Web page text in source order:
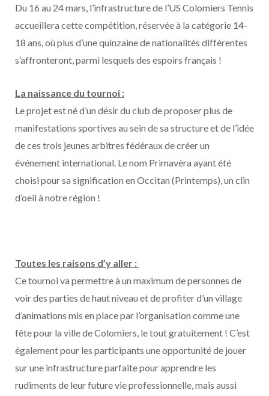
Du 16 au 24 mars, l’infrastructure de l’US Colomiers Tennis
accueillera cette compétition, réservée à la catégorie 14-
18 ans, où plus d’une quinzaine de nationalités différentes
s’affronteront, parmi lesquels des espoirs français !
La naissance du tournoi :
Le projet est né d’un désir du club de proposer plus de
manifestations sportives au sein de sa structure et de l’idée
de ces trois jeunes arbitres fédéraux de créer un
événement international. Le nom Primavèra ayant été
choisi pour sa signification en Occitan (Printemps), un clin
d’oeil à notre région !
Toutes les raisons d’y aller :
Ce tournoi va permettre à un maximum de personnes de
voir des parties de haut niveau et de profiter d’un village
d’animations mis en place par l’organisation comme une
fête pour la ville de Colomiers, le tout gratuitement ! C’est
également pour les participants une opportunité de jouer
sur une infrastructure parfaite pour apprendre les
rudiments de leur future vie professionnelle, mais aussi